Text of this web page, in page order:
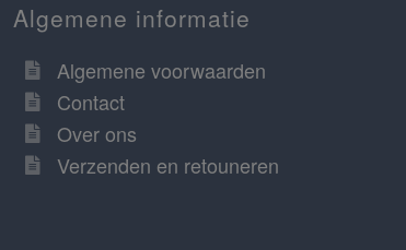
Algemene informatie
Algemene voorwaarden
Contact
Over ons
Verzenden en retouneren